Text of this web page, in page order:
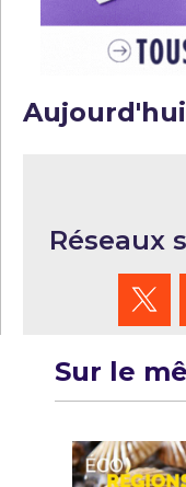
Aujourd'hui
Réseaux
Sur le